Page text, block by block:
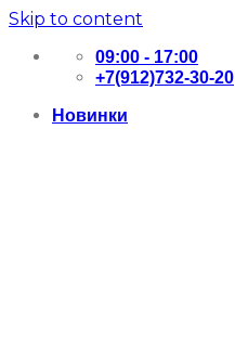
Skip to content
09:00 - 17:00
+7(912)732-30-20
Новинки